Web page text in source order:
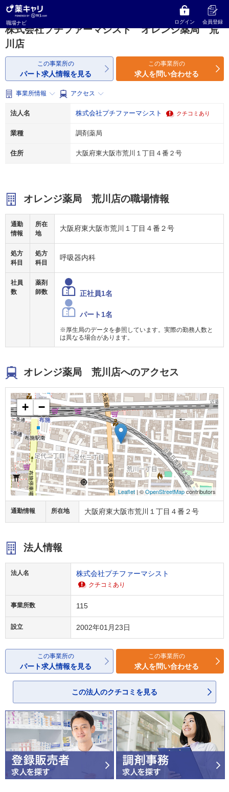
職場ナビ ログイン 会員登録
薬キャリ 職場ナビ
株式会社プチファーマシスト
株式会社プチファーマシスト オレンジ薬局 荒
川店
この事業所の
パート求人情報を見る
この事業所の
求人を問い合わせる
事業所情報 アクセス
法人名 株式会社プチファーマシスト クチコミあり
業種 調剤薬局
住所 大阪府東大阪市荒川１丁目４番２号
オレンジ薬局 荒川店の職場情報
通勤
情報
所在
地
大阪府東大阪市荒川１丁目４番２号
処方
科目
処方
科目
呼吸器内科
社員
数
薬剤
師数
正社員1名
パート1名
※厚生局のデータを参照しています。実際の勤務人数と
は異なる場合があります。
オレンジ薬局 荒川店へのアクセス
+ −
Leaflet | ©OpenStreetMapcontributors
通勤情報 所在地 大阪府東大阪市荒川１丁目４番２号
法人情報
法人名 株式会社プチファーマシスト
クチコミあり
事業所数 115
設立 2002年01月23日
この事業所の
パート求人情報を見る
この事業所の
求人を問い合わせる
この法人のクチコミを見る